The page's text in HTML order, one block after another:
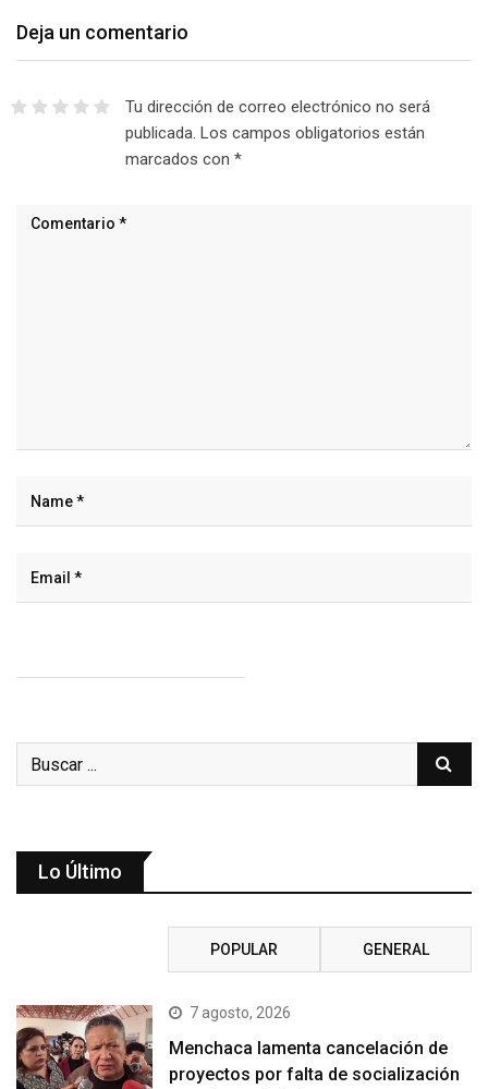
Deja un comentario
Tu dirección de correo electrónico no será
publicada. Los campos obligatorios están
marcados con *
Lo Último
POPULAR GENERAL
7 agosto, 2026
Menchaca lamenta cancelación de
proyectos por falta de socialización